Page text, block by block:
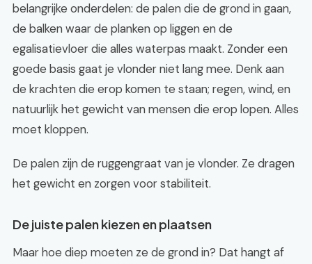
belangrijke onderdelen: de palen die de grond in gaan,
de balken waar de planken op liggen en de
egalisatievloer die alles waterpas maakt. Zonder een
goede basis gaat je vlonder niet lang mee. Denk aan
de krachten die erop komen te staan; regen, wind, en
natuurlijk het gewicht van mensen die erop lopen. Alles
moet kloppen.
De palen zijn de ruggengraat van je vlonder. Ze dragen
het gewicht en zorgen voor stabiliteit.
De juiste palen kiezen en plaatsen
Maar hoe diep moeten ze de grond in? Dat hangt af